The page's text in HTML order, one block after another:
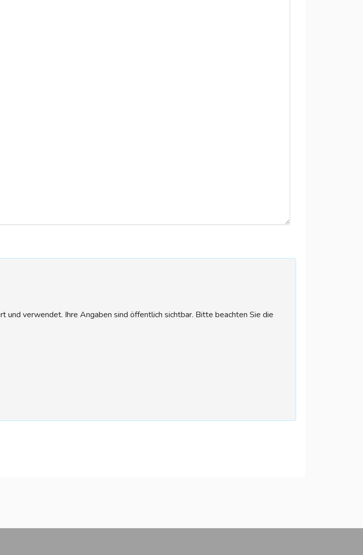
und verwendet. Ihre Angaben sind öffentlich sichtbar. Bitte beachten Sie die